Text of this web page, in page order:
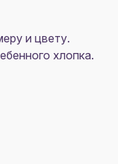
и цвету.
хлопка.